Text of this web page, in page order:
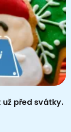
před svátky.